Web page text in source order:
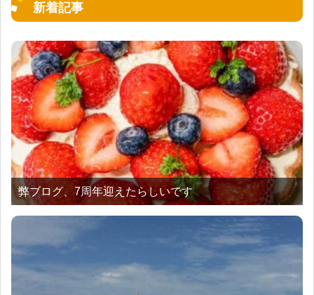
新着記事
弊ブログ、7周年迎えたらしいです